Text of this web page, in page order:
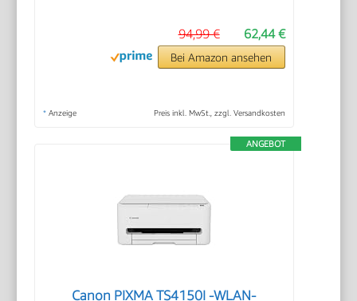
62,44 €
94,99 €
Bei Amazon ansehen
* Anzeige Preis inkl. MwSt., zzgl. Versandkosten
ANGEBOT
Canon PIXMA TS4150I -WLAN-